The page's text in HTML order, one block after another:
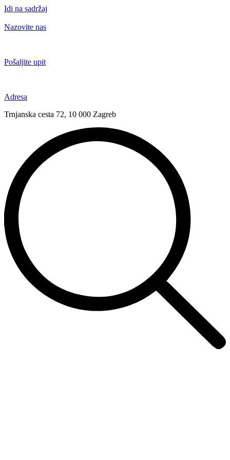
Idi na sadržaj
Nazovite nas
Pošaljite upit
Adresa
Trnjanska cesta 72, 10 000 Zagreb